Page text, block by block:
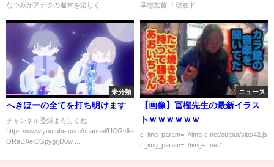
なつみがアナタの週末を楽しく...
孝志党首 「現在ド...
未分類
へきほーの全てを打ち明けます
チャンネル登録よろしくね
https://www.youtube.com/channel/UCGvlk-
ORaDAeiCGpygrjD0w ...
ニュース
【画像】冨樫先生の最新イラス
トｗｗｗｗｗｗ
c_img_param=; //img-c.net/output/site/42.js
c_img_param=; //img-c.net/...